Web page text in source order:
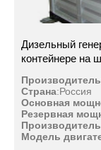
Дизельный
контейнере на
Производитель
Страна:Россия
Основная
Резервная
Модель